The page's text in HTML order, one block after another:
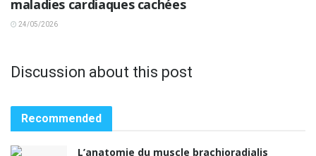
maladies cardiaques cachées
24/05/2026
Discussion about this post
Recommended
L’anatomie du muscle brachioradialis